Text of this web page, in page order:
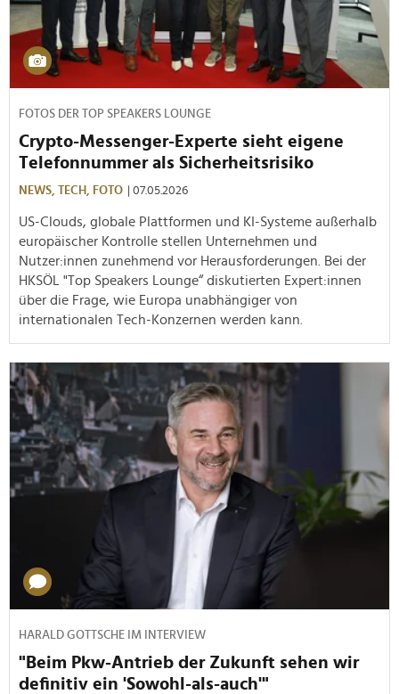
FOTOS DER TOP SPEAKERS LOUNGE
Crypto-Messenger-Experte sieht eigene
Telefonnummer als Sicherheitsrisiko
NEWS, TECH, FOTO | 07.05.2026
US-Clouds, globale Plattformen und KI-Systeme außerhalb
europäischer Kontrolle stellen Unternehmen und
Nutzer:innen zunehmend vor Herausforderungen. Bei der
HKSÖL "Top Speakers Lounge“ diskutierten Expert:innen
über die Frage, wie Europa unabhängiger von
internationalen Tech-Konzernen werden kann.
HARALD GOTTSCHE IM INTERVIEW
"Beim Pkw-Antrieb der Zukunft sehen wir
definitiv ein 'Sowohl-als-auch'"